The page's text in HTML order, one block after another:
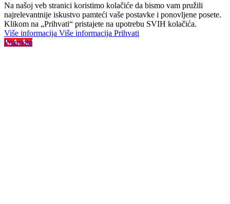
Na našoj veb stranici koristimo kolačiće da bismo vam pružili
najrelevantnije iskustvo pamteći vaše postavke i ponovljene posete.
Klikom na „Prihvati“ pristajete na upotrebu SVIH kolačića.
Više informacija Više informacija Prihvati
Pozovite